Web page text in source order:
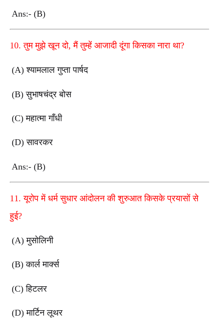
Ans:- (B)
10. तुम मुझे खून दो, मैं तुम्हें आजादी दूंगा किसका नारा था?
(A) श्यामलाल गुप्ता पार्षद
(B) सुभाषचंद्र बोस
(C) महात्मा गाँधी
(D) सावरकर
Ans:- (B)
11. यूरोप में धर्म सुधार आंदोलन की शुरुआत किसके प्रयासों से
हुई?
(A) मुसोलिनी
(B) कार्ल मार्क्स
(C) हिटलर
(D) मार्टिन लूथर